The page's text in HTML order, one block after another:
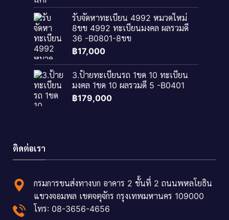
รับจัดหาทะเบียน 4992 หมวดใหม่
8ขข 4992 ทะเบียนมงคล ผลรวมดี
36 -B0801-8ขข
฿17,000
3.ป้ายทะเบียนรถ 1ขด 10 ทะเบียน
มงคล 1ขด 10 ผลรวมดี 5 -B0401
฿179,000
ติดต่อเรา
กรมการขนส่งทางบก อาคาร 2 ชั้นที่ 2 ถนนพหลโยธิน
แขวงจอมพล เขตจตุจักร กรุงเทพมหานคร 109000
โทร: 08-3656-4656